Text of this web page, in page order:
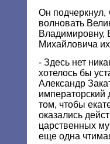
Он подчеркнул,
волновать
Владимировну,
Михайловича
- Здесь нет
хотелось бы
Александр
императорский
том, чтобы
оказались
царственных
еще одна